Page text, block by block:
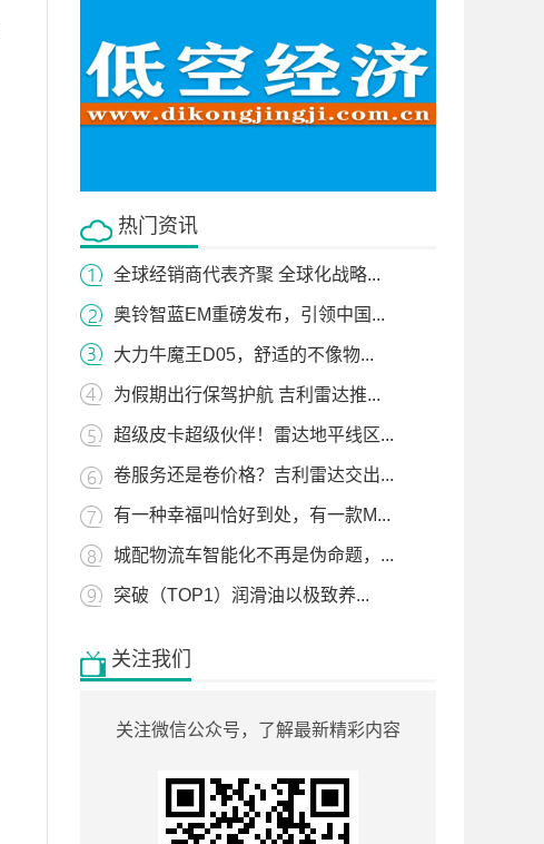
热门资讯
全球经销商代表齐聚 全球化战略...
奥铃智蓝EM重磅发布，引领中国...
大力牛魔王D05，舒适的不像物...
为假期出行保驾护航 吉利雷达推...
超级皮卡超级伙伴！雷达地平线区...
卷服务还是卷价格？吉利雷达交出...
有一种幸福叫恰好到处，有一款M...
城配物流车智能化不再是伪命题，...
突破（TOP1）润滑油以极致养...
关注我们
关注微信公众号，了解最新精彩内容